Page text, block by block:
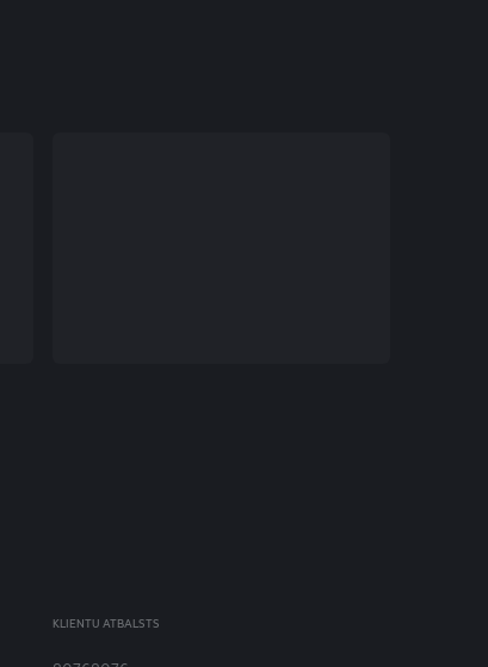
KLIENTU ATBALSTS